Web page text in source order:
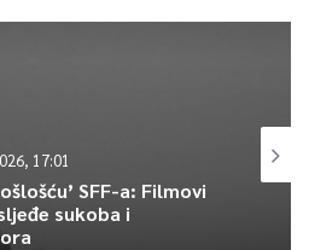
za našu reprezentaciju.
vjetar u leđa“, poručio je Nikić.
17:01
SFF-a: Filmovi
sukoba i